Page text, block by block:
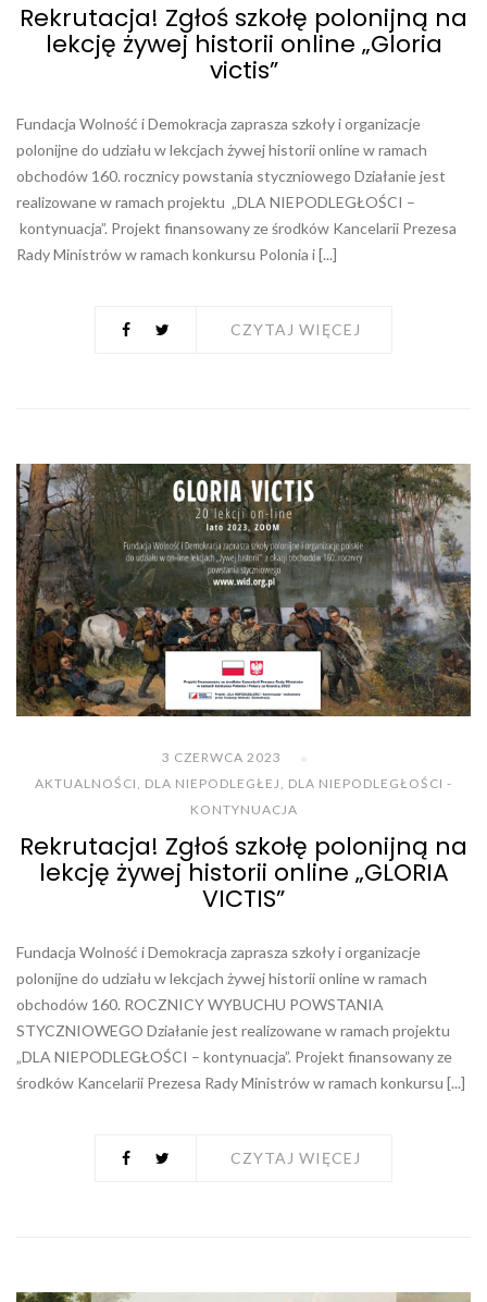
Rekrutacja! Zgłoś szkołę polonijną na
lekcję żywej historii online „Gloria
victis”
Fundacja Wolność i Demokracja zaprasza szkoły i organizacje
polonijne do udziału w lekcjach żywej historii online w ramach
obchodów 160. rocznicy powstania styczniowego Działanie jest
realizowane w ramach projektu „DLA NIEPODLEGŁOŚCI –
kontynuacja”. Projekt finansowany ze środków Kancelarii Prezesa
Rady Ministrów w ramach konkursu Polonia i [...]
CZYTAJ WIĘCEJ
3 CZERWCA 2023
AKTUALNOŚCI, DLA NIEPODLEGŁEJ, DLA NIEPODLEGŁOŚCI -
KONTYNUACJA
Rekrutacja! Zgłoś szkołę polonijną na
lekcję żywej historii online „GLORIA
VICTIS”
Fundacja Wolność i Demokracja zaprasza szkoły i organizacje
polonijne do udziału w lekcjach żywej historii online w ramach
obchodów 160. ROCZNICY WYBUCHU POWSTANIA
STYCZNIOWEGO Działanie jest realizowane w ramach projektu
„DLA NIEPODLEGŁOŚCI – kontynuacja”. Projekt finansowany ze
środków Kancelarii Prezesa Rady Ministrów w ramach konkursu [...]
CZYTAJ WIĘCEJ